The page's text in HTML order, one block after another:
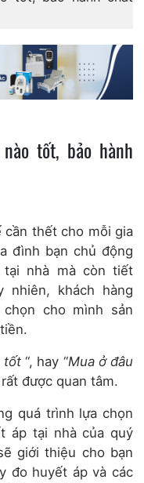
tốt, bảo hành
cần thết cho mỗi gia
đình bạn chủ động
nhà mà còn tiết
khách hàng
cho mình sản
tốt“, hay “Mua ở đâu
được quan tâm.
quá trình lựa chọn
áp tại nhà của quý
giới thiệu cho bạn
đo huyết áp và các